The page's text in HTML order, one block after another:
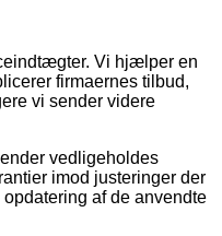
Vi hjælper en
firmaernes tilbud,
vi sender videre
vedligeholdes
imod justeringer der
af de anvendte